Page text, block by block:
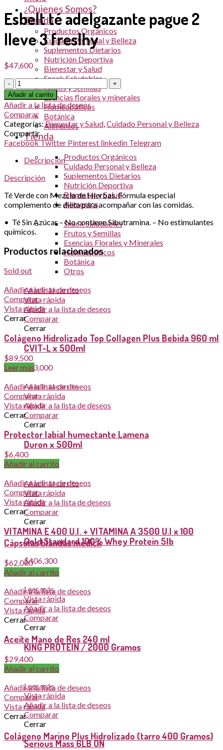
¿Quienes Somos?
Tienda
Productos Orgánicos
Cuidado Personal y Belleza
Suplementos Dietarios
Nutrición Deportiva
Bienestar y Salud
Snack Saludables
Frutos y Semillas
Esencias florales y minerales
Homeopáticos
Botánica
Alimentos
Tienda
Productos Orgánicos
Cuidado Personal y Belleza
Suplementos Dietarios
Nutrición Deportiva
Bienestar y Salud
Alimentos
Snack Saludables
Frutos y Semillas
Esencias Florales y Minerales
Homeopáticos
Botánica
Otros
Añadir al carrito
Vista rápida
Añadir a la lista de deseos
Comparar
Cerrar
CVIT-L x 500ml
$23,000
Añadir al carrito
Vista rápida
Añadir a la lista de deseos
Comparar
Cerrar
Duron x 500ml
$33,800
Añadir al carrito
Vista rápida
Añadir a la lista de deseos
Comparar
Cerrar
Gold Standard 100% Whey Protein 5lb
$406,300
Sold out
Leer más
Vista rápida
Añadir a la lista de deseos
Comparar
Cerrar
KING PROTEIN / 2000 Gramos
Sold out
Leer más
Vista rápida
Añadir a la lista de deseos
Comparar
Cerrar
Serious Mass 6LB ON
Esbelt té adelgazante pague 2
lleve 3 freslhy
$47,600
Cantidad
Añadir al carrito
Añadir a la lista de deseos
Comparar
Categorías:Bienestar y Salud,Cuidado Personal y Belleza
Compartir
FacebookTwitter Pinterest linkedin Telegram
Descripción
Descripción
Té Verde con Mezcla de Hierbas. Fórmula especial
complemento de dieta para acompañar con las comidas.
• Té Sin Azúcar – No contiene Sibutramina. – No estimulantes
químicos.
Productos relacionados
Sold out
Añadir a la lista de deseos
Comparar
Vista rápida
Cerrar
Colágeno Hidrolizado Top Collagen Plus Bebida 960 ml
$89,500
Leer más
Añadir a la lista de deseos
Comparar
Vista rápida
Cerrar
Protector labial humectante Lamena
$6,400
Añadir al carrito
Añadir a la lista de deseos
Comparar
Vista rápida
Cerrar
VITAMINA E 400 U.I. + VITAMINA A 3500 U.I x 100
Cápsulas blandas medick
$62,000
Añadir al carrito
Añadir a la lista de deseos
Comparar
Vista rápida
Cerrar
Aceite Mano de Res 240 ml
$29,400
Añadir al carrito
Añadir a la lista de deseos
Comparar
Vista rápida
Cerrar
Colágeno Marino Plus Hidrolizado (tarro 400 Gramos)